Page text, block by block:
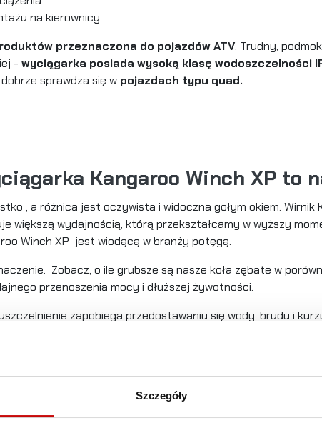
Szczegóły
na kierownicy
przeznaczona do pojazdów ATV. Trudny,
- wyciągarka posiada wysoką klasę wodoszczelności
sprawdza się w pojazdach typu quad.
Kangaroo Winch XP to
, a różnica jest oczywista i widoczna gołym okiem. Wirnik
większą wydajnością, którą przekształcamy w wyższy
Winch XP jest wiodącą w branży potęgą.
Zobacz, o ile grubsze są nasze koła zębate w
przenoszenia mocy i dłuższej żywotności.
zapobiega przedostawaniu się wody, brudu i
Kable elektryczne do tej wciągarki są produkowane
wraz z pilotem bezprzewodowym.